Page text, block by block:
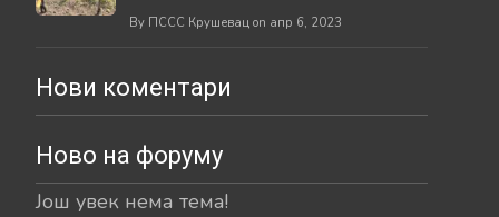
By ПССС Крушевац on апр 6, 2023
Нови коментари
Ново на форуму
Још увек нема тема!